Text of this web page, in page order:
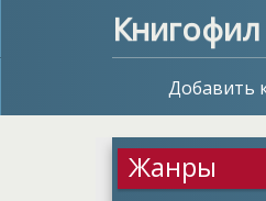
Книгофил
Добавить
Жанры